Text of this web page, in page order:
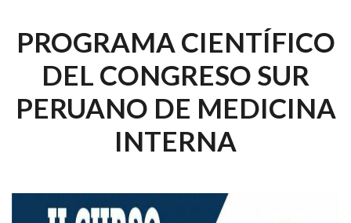
PROGRAMA CIENTÍFICO
DEL CONGRESO SUR
PERUANO DE MEDICINA
INTERNA